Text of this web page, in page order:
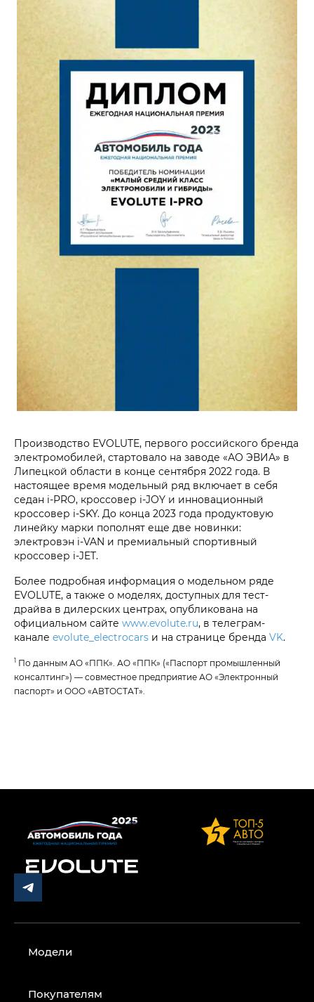
Производство EVOLUTE, первого российского бренда
электромобилей, стартовало на заводе «АО ЭВИА» в
Липецкой области в конце сентября 2022 года. В
настоящее время модельный ряд включает в себя
седан i‑PRO, кроссовер i‑JOY и инновационный
кроссовер i‑SKY. До конца 2023 года продуктовую
линейку марки пополнят еще две новинки:
электровэн i‑VAN и премиальный спортивный
кроссовер i‑JET.
Более подробная информация о модельном ряде
EVOLUTE, а также о моделях, доступных для тест-
драйва в дилерских центрах, опубликована на
официальном сайте www.evolute.ru, в телеграм-
канале evolute_electrocars и на странице бренда VK.
1 По данным АО «ППК». АО «ППК» («Паспорт промышленный
консалтинг») — совместное предприятие АО «Электронный
паспорт» и ООО «АВТОСТАТ».
Модели
Покупателям